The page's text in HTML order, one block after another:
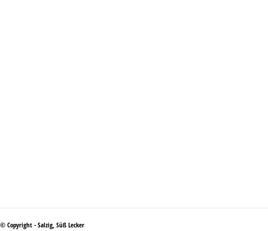
© Copyright - Salzig, Süß Lecker